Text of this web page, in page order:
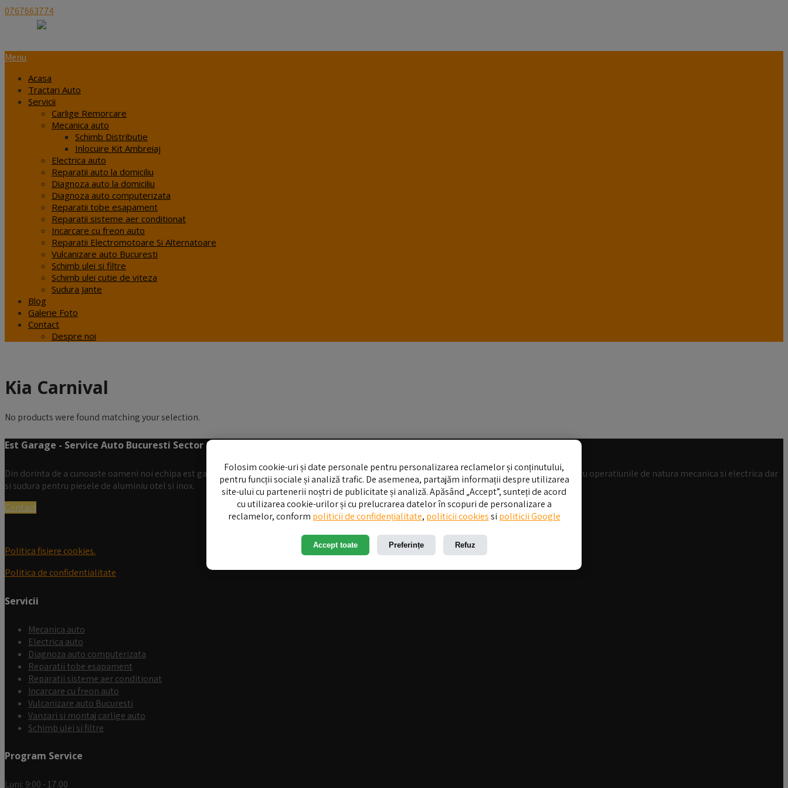
0767663774
Menu
Acasa
Tractari Auto
Servicii
Carlige Remorcare
Mecanica auto
Schimb Distributie
Inlocuire Kit Ambreiaj
Electrica auto
Reparatii auto la domiciliu
Diagnoza auto la domiciliu
Diagnoza auto computerizata
Reparatii tobe esapament
Reparatii sisteme aer conditionat
Incarcare cu freon auto
Reparatii Electromotoare Si Alternatoare
Vulcanizare auto Bucuresti
Schimb ulei si filtre
Schimb ulei cutie de viteza
Sudura Jante
Blog
Galerie Foto
Contact
Despre noi
Kia Carnival
No products were found matching your selection.
Est Garage - Service Auto Bucuresti Sector 2 Colentina
Din dorinta de a cunoaste oameni noi echipa est garage isi pune la bataie toate resursele pentru a aduce pe piata un service echipat complet pentru operatiunile de natura mecanica si electrica dar
si sudura pentru piesele de aluminiu otel si inox.
Contact
Politica fisiere cookies.
Politica de confidentialitate
Servicii
Mecanica auto
Electrica auto
Diagnoza auto computerizata
Reparatii tobe esapament
Reparatii sisteme aer conditionat
Incarcare cu freon auto
Vulcanizare auto Bucuresti
Vanzari si montaj carlige auto
Schimb ulei si filtre
Program Service
Luni: 9:00 - 17.00
Folosim cookie-uri și date personale pentru personalizarea reclamelor și conținutului,
pentru funcții sociale și analiză trafic. De asemenea, partajăm informații despre utilizarea
site-ului cu partenerii noștri de publicitate și analiză. Apăsând „Accept”, sunteți de acord
cu utilizarea cookie-urilor și cu prelucrarea datelor în scopuri de personalizare a
reclamelor, conform politicii de confidențialitate, politicii cookiessi politicii Google
Accept toate Preferințe Refuz